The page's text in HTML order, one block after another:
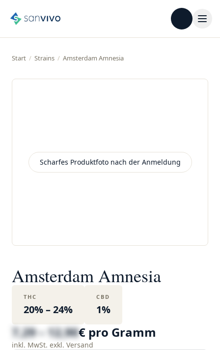
Start / Strains / Amsterdam Amnesia
Scharfes Produktfoto nach der Anmeldung
Amsterdam Amnesia
THC
20% – 24%
CBD
1%
7,29 – 12,90€ pro Gramm
inkl. MwSt. exkl. Versand